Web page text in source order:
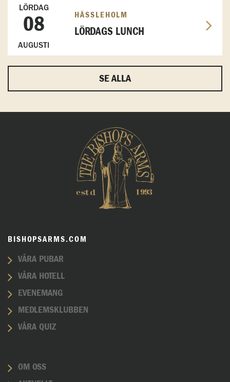
LÖRDAG
08
AUGUSTI
HÄSSLEHOLM
LÖRDAGS LUNCH
SE ALLA
BISHOPSARMS.COM
VÅRA PUBAR
VÅRA HOTELL
EVENEMANG
MEDLEMSKLUBBEN
VÅRA QUIZ
OM OSS